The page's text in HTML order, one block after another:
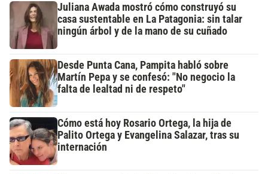
Juliana Awada mostró cómo construyó su
casa sustentable en La Patagonia: sin talar
ningún árbol y de la mano de su cuñado
Desde Punta Cana, Pampita habló sobre
Martín Pepa y se confesó: "No negocio la
falta de lealtad ni de respeto"
Cómo está hoy Rosario Ortega, la hija de
Palito Ortega y Evangelina Salazar, tras su
internación